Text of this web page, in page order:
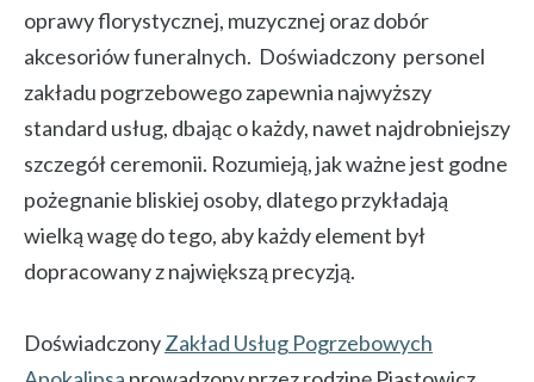
oprawy florystycznej, muzycznej oraz dobór
akcesoriów funeralnych. Doświadczony personel
zakładu pogrzebowego zapewnia najwyższy
standard usług, dbając o każdy, nawet najdrobniejszy
szczegół ceremonii. Rozumieją, jak ważne jest godne
pożegnanie bliskiej osoby, dlatego przykładają
wielką wagę do tego, aby każdy element był
dopracowany z największą precyzją.
DoświadczonyZakład Usług Pogrzebowych